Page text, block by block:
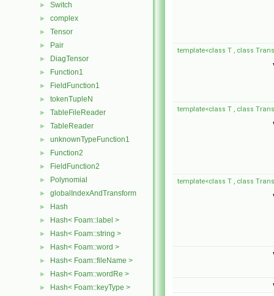
► Switch
► complex
► Tensor
► Pair
► DiagTensor
► Function1
► FieldFunction1
► tokenTupleN
► TableFileReader
► TableReader
► unknownTypeFunction1
► Function2
► FieldFunction2
► Polynomial
► globalIndexAndTransform
► Hash
► Hash< Foam::label >
► Hash< Foam::string >
► Hash< Foam::word >
► Hash< Foam::fileName >
► Hash< Foam::wordRe >
► Hash< Foam::keyType >
template<class T , class
template<class T , class
template<class T , class